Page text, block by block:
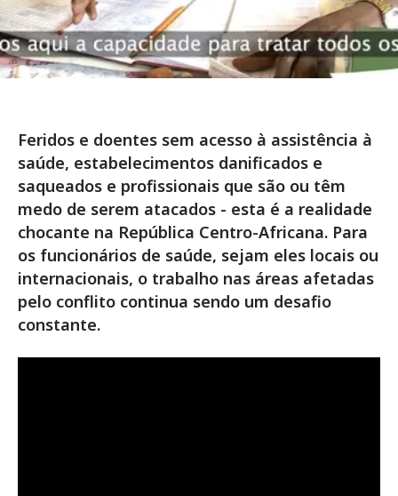
Feridos e doentes sem acesso à assistência à
saúde, estabelecimentos danificados e
saqueados e profissionais que são ou têm
medo de serem atacados - esta é a realidade
chocante na República Centro-Africana. Para
os funcionários de saúde, sejam eles locais ou
internacionais, o trabalho nas áreas afetadas
pelo conflito continua sendo um desafio
constante.